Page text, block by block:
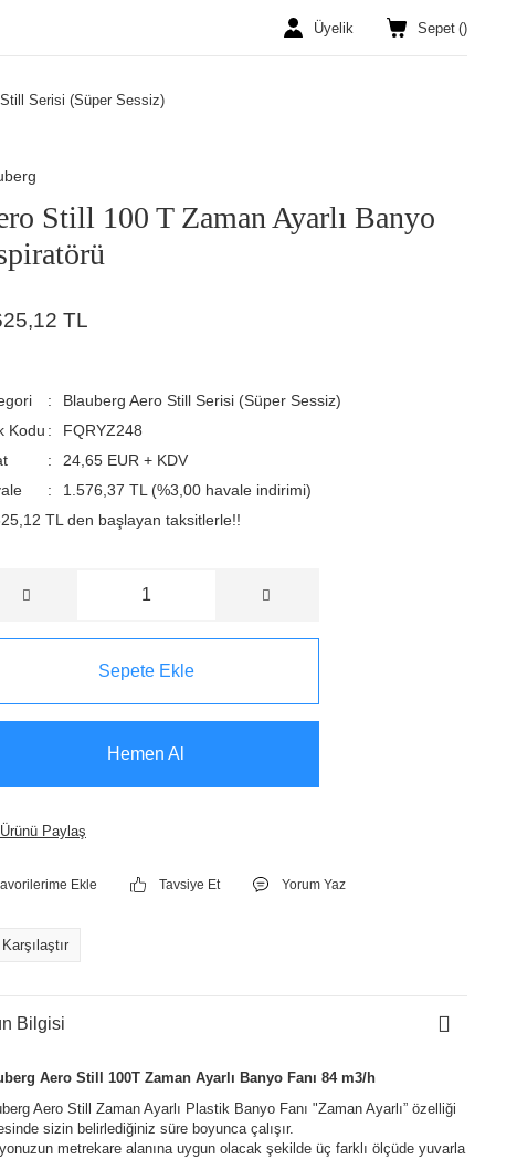
Üyelik Sepet ()
Serisi (Süper Sessiz)
Still 100 T Zaman Ayarlı Banyo
TL
Blauberg Aero Still Serisi (Süper Sessiz)
Kodu
FQRYZ248
24,65 EUR + KDV
1.576,37 TL (%3,00 havale indirimi)
TL den başlayan taksitlerle!!
Sepete Ekle
Hemen Al
Ürünü Paylaş
Tavsiye Et Yorum Yaz
Karşılaştır
Bilgisi
Aero Still 100T Zaman Ayarlı Banyo Fanı 84 m3/h
Aero Still Zaman Ayarlı Plastik Banyo Fanı "Zaman Ayarlı” özelliği
sizin belirlediğiniz süre boyunca çalışır.
metrekare alanına uygun olacak şekilde üç farklı ölçüde yuvarla